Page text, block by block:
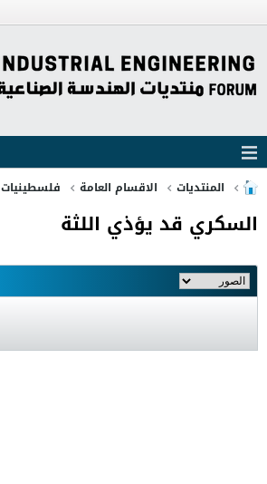
المنتديات الاقسام العامة فلسطينيات
السكري قد يؤذي اللثة